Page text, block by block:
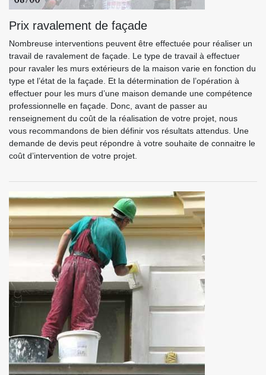
Prix ravalement de façade
Nombreuse interventions peuvent être effectuée pour réaliser un
travail de ravalement de façade. Le type de travail à effectuer
pour ravaler les murs extérieurs de la maison varie en fonction du
type et l’état de la façade. Et la détermination de l’opération à
effectuer pour les murs d’une maison demande une compétence
professionnelle en façade. Donc, avant de passer au
renseignement du coût de la réalisation de votre projet, nous
vous recommandons de bien définir vos résultats attendus. Une
demande de devis peut répondre à votre souhaite de connaitre le
coût d’intervention de votre projet.